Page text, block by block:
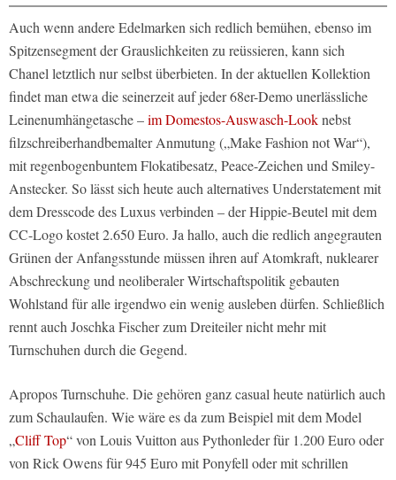
Auch wenn andere Edelmarken sich redlich bemühen, ebenso im
Spitzensegment der Grauslichkeiten zu reüssieren, kann sich
Chanel letztlich nur selbst überbieten. In der aktuellen Kollektion
findet man etwa die seinerzeit auf jeder 68er-Demo unerlässliche
Leinenumhängetasche –im Domestos-Auswasch-Looknebst
filzschreiberhandbemalter Anmutung („Make Fashion not War“),
mit regenbogenbuntem Flokatibesatz, Peace-Zeichen und Smiley-
Anstecker. So lässt sich heute auch alternatives Understatement mit
dem Dresscode des Luxus verbinden – der Hippie-Beutel mit dem
CC-Logo kostet 2.650 Euro. Ja hallo, auch die redlich angegrauten
Grünen der Anfangsstunde müssen ihren auf Atomkraft, nuklearer
Abschreckung und neoliberaler Wirtschaftspolitik gebauten
Wohlstand für alle irgendwo ein wenig ausleben dürfen. Schließlich
rennt auch Joschka Fischer zum Dreiteiler nicht mehr mit
Turnschuhen durch die Gegend.
Apropos Turnschuhe. Die gehören ganz casual heute natürlich auch
zum Schaulaufen. Wie wäre es da zum Beispiel mit dem Model
„Cliff Top“ von Louis Vuitton aus Pythonleder für 1.200 Euro oder
von Rick Owens für 945 Euro mit Ponyfell oder mit schrillen